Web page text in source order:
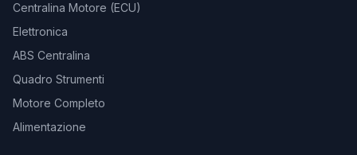
Centralina Motore (ECU)
Elettronica
ABS Centralina
Quadro Strumenti
Motore Completo
Alimentazione